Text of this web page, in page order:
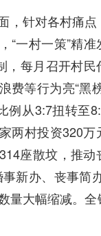
，针对各村痛
“一村一策”精
，每月召开村
费等行为亮“黑
例从3:7扭转至
两村投资320万
座散坟，推动
新办、丧事简
量大幅缩减。